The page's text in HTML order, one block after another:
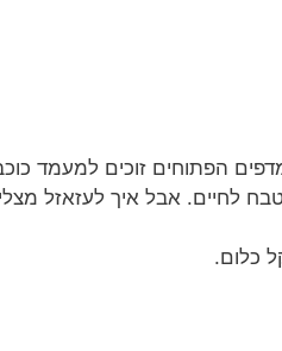
הפתוחים זוכים למעמד
לחיים. אבל איך לעזאזל
כלום.